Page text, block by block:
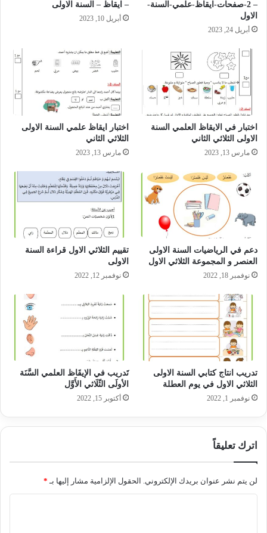
– 2-صفحات-ايقاظ-علمي-السنة-
الاول
أبريل 24, 2023
– ايقاظ – السنة الاولى
أبريل 10, 2023
اختبار في الايقاظ العلمي السنة
الاولى الثلاثي الثاني
مارس 13, 2023
اختبار ايقاظ علمي السنة الاولى
الثلاثي الثاني
مارس 13, 2023
دعم في الرياضيات السنة الاولى
العنصر و المجموعة الثلاثي الاول
نوفمبر 18, 2022
تقييم الثلاثي الاول قراءة السنة
الاولى
نوفمبر 12, 2022
تدريب انتاج كتابي السنة الاولى
الثلاثي الاول في يوم العطلة
نوفمبر 1, 2022
تَدريب في الإيقَاظ العلمي السَّنَة
الأولَى الثّلَاثي الأَوَّل
أكتوبر 15, 2022
اترك تعليقاً
لن يتم نشر عنوان بريدك الإلكتروني. الحقول الإلزامية مشار إليها بـ *